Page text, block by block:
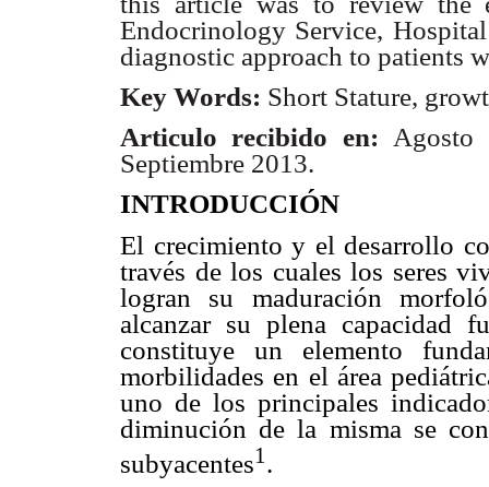
Endocrinology Service,
diagnostic approach to patients
Key Words: Short Stature,
Articulo recibido en:
Septiembre 2013.
INTRODUCCIÓN
El crecimiento y el desarrollo
través de los cuales los seres
logran su maduración
alcanzar su plena capacidad
constituye un elemento
morbilidades en el área
uno de los principales
diminución de la misma se
subyacentes1 .